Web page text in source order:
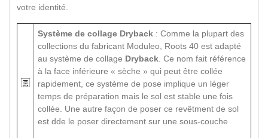
votre identité.
Système de collage Dryback : Comme la plupart des
collections du fabricant Moduleo, Roots 40 est adapté
au système de collage Dryback . Ce nom fait référence
à la face inférieure « sèche » qui peut être collée
rapidement, ce système de pose implique un léger
temps de préparation mais le sol est stable une fois
collée. Une autre façon de poser ce revêtment de sol
est dde le poser directement sur une sous-couche